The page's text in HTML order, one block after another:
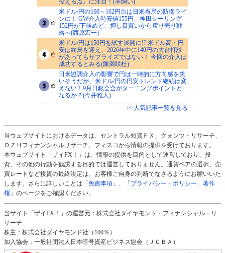
控える点』に注目！(羊飼い)
米ドル/円の160～162円台は日米当局の防衛ライ
ンに！ GW介入時安値155円、神田シーリング
152円が下値めど、押し目買いから戻り売り戦
略へ(西原宏一)
米ドル/円は150円を試す展開に!? 米ドル高・円
安は終焉を迎え、2026年中に140円の大台打診
があってもサプライズではない！ 今回の介入は
成功するとみる(陳満咲杜)
日米協調介入の影響で円は一時的に方向感を失
いそうだが、米ドル/円の円安トレンド継続は変
えない！9月日銀会合がターニングポイントと
なるか？(今井雅人)
>>人気記事一覧を見る
当ウェブサイトにおけるデータは、セントラル短資ＦＸ、クォンツ・リサーチ、
ＤＺＨフィナンシャルリサーチ、フィスコから情報の提供を受けております。
本ウェブサイト「ザイFX！」は、情報の提供を目的として運営しており、投
資、その他の行動を勧誘する目的では運営しておりません。通貨ペアの選択、売
買レートなど投資の最終決定は、お客様ご自身の判断でなさるようにお願いいた
します。さらに詳しいことは 「免責事項」 、
「プライバシー・ポリシー、著作
権」 のページをご確認ください。
当サイト「ザイFX！」の運営元：株式会社ダイヤモンド・フィナンシャル・リ
サーチ
株主：株式会社ダイヤモンド社（100％）
加入協会：一般社団法人日本暗号資産ビジネス協会（ＪＣＢＡ）